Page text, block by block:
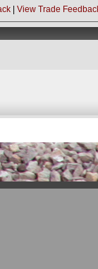
| View Trade